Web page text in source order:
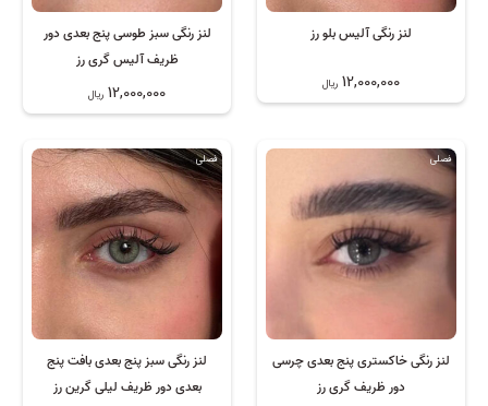
لنز رنگی آلیس بلو رز
12,000,000 ریال
لنز رنگی سبز طوسی پنج بعدی دور
ظریف آلیس گری رز
12,000,000 ریال
لنز رنگی خاکستری پنج بعدی چرسی
دور ظریف گری رز
فصلی
لنز رنگی سبز پنج بعدی بافت پنج
بعدی دور ظریف لیلی گرین رز
فصلی